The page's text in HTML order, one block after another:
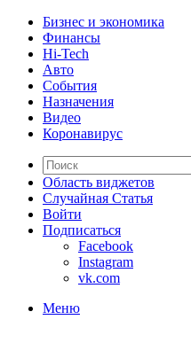
Бизнес и экономика
Финансы
Hi-Tech
Авто
События
Назначения
Видео
Коронавирус
Область виджетов
Случайная Статья
Войти
Подписаться
Facebook
Instagram
vk.com
Меню